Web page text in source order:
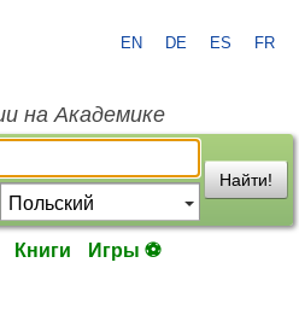
EN DE ES FR
на Академике
Найти!
Книги Игры ⚽